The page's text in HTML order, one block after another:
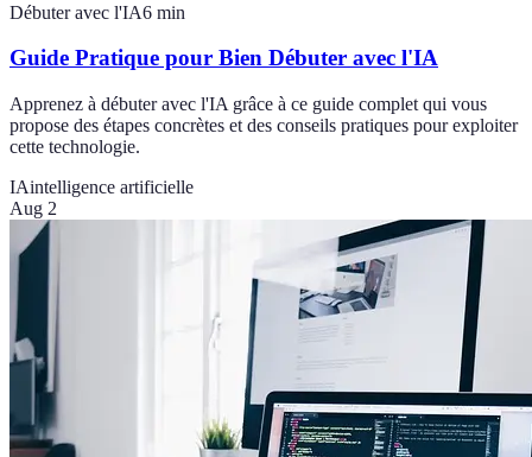
Débuter avec l'IA6 min
Guide Pratique pour Bien Débuter avec l'IA
Apprenez à débuter avec l'IA grâce à ce guide complet qui vous
propose des étapes concrètes et des conseils pratiques pour exploiter
cette technologie.
IAintelligence artificielle
Aug 2